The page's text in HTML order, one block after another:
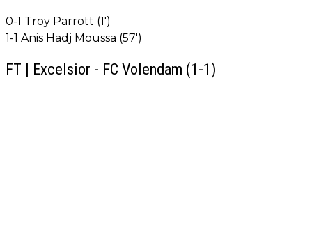
0-1 Troy Parrott (1')
1-1 Anis Hadj Moussa (57')
FT | Excelsior - FC Volendam (1-1)